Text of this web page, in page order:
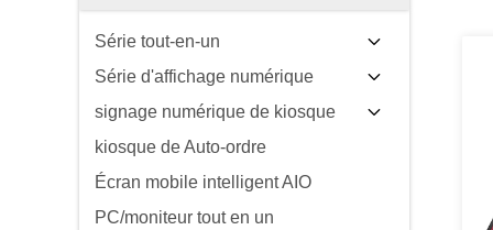
Série tout-en-un
Série d'affichage numérique
signage numérique de kiosque
kiosque de Auto-ordre
Écran mobile intelligent AIO
PC/moniteur tout en un